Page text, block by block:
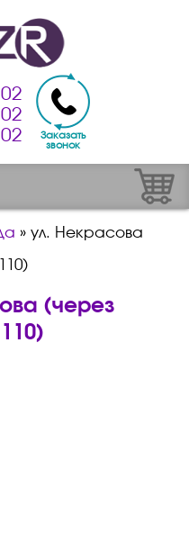
Заказать
звонок
»ул. Некрасова
(через